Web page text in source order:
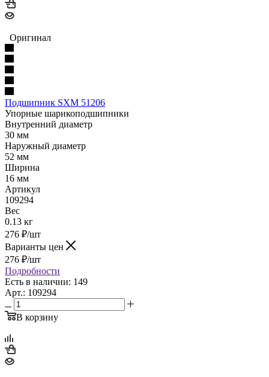
Оригинал
Подшипник SXM 51206
Упорные шарикоподшипники
Внутренний диаметр
30 мм
Наружный диаметр
52 мм
Ширина
16 мм
Артикул
109294
Вес
0.13 кг
276 ₽/шт
Варианты цен
276 ₽/шт
Подробности
Есть в наличии: 149
Арт.: 109294
В корзину